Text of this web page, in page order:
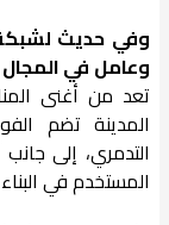
وفي حديث
وعامل في المجال منذ أكثر
تعد من أغنى
المدينة تضم
التدمري، إلى
المستخدم في